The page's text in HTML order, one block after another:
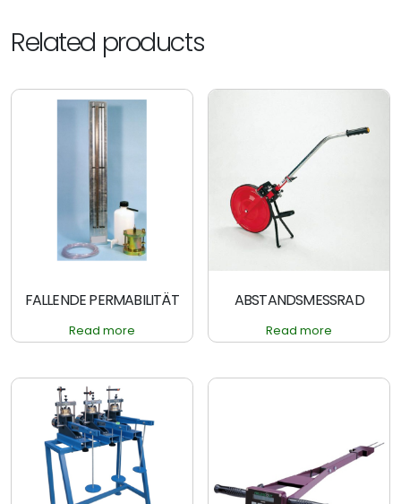
Related products
FALLENDE PERMABILITÄT
Read more
ABSTANDSMESSRAD
Read more